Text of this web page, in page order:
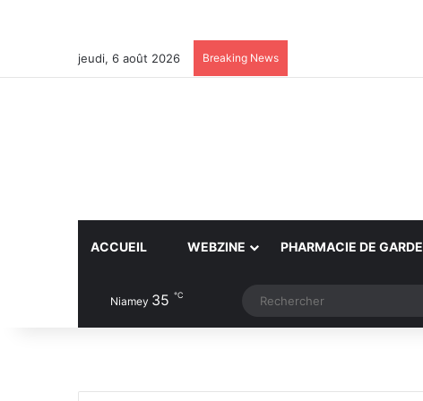
jeudi, 6 août 2026 Breaking News
ACCUEIL WEBZINE PHARMACIE DE GARDE
Niamey 35 ℃ Article Aléatoire
Switch skin